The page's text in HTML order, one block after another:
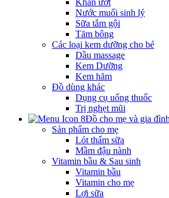
Khăn ướt
Nước muối sinh lý
Sữa tắm gội
Tăm bông
Các loại kem dưỡng cho bé
Dầu massage
Kem Dưỡng
Kem hăm
Đồ dùng khác
Dụng cụ uống thuốc
Trị nghẹt mũi
Đồ cho mẹ và gia đình
Sản phẩm cho mẹ
Lót thấm sữa
Mầm đậu nành
Vitamin bầu & Sau sinh
Vitamin bầu
Vitamin cho mẹ
Lợi sữa